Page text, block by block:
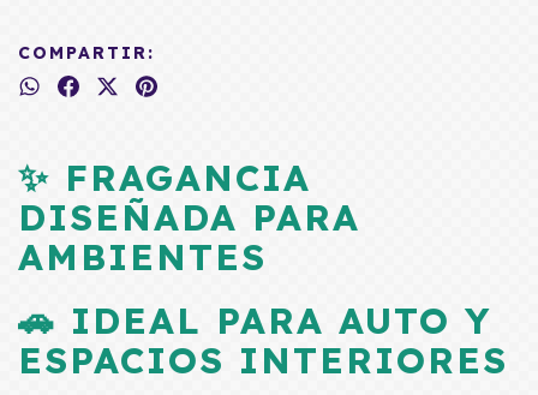
COMPARTIR:
✨ FRAGANCIA
DISEÑADA PARA
AMBIENTES
🚗 IDEAL PARA AUTO Y
ESPACIOS INTERIORES